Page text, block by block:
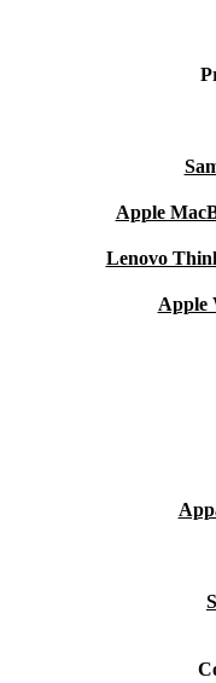
Apple
Lenovo
Apple